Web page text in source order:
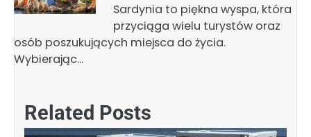
Sardynia to piękna wyspa, która
przyciąga wielu turystów oraz
osób poszukujących miejsca do życia.
Wybierając…
Related Posts